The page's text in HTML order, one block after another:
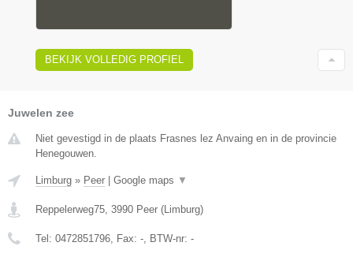
BEKIJK VOLLEDIG PROFIEL
Juwelen zee
Niet gevestigd in de plaats Frasnes lez Anvaing en in de provincie
Henegouwen.
Limburg » Peer Google maps ▼
Reppelerweg75 3990 Peer ( Limburg)
Tel: 0472851796 , Fax: - , BTW-nr: -